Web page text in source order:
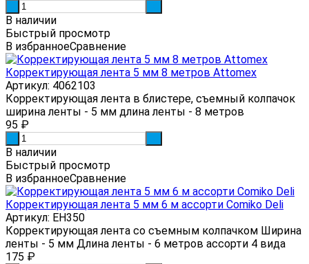
В наличии
Быстрый просмотр
В избранноеСравнение
Корректирующая лента 5 мм 8 метров Attomex
Артикул: 4062103
Корректирующая лента в блистере, съемный колпачок
ширина ленты - 5 мм длина ленты - 8 метров
95 ₽
В наличии
Быстрый просмотр
В избранноеСравнение
Корректирующая лента 5 мм 6 м ассорти Comiko Deli
Артикул: EH350
Корректирующая лента со съемным колпачком Ширина
ленты - 5 мм Длина ленты - 6 метров ассорти 4 вида
175 ₽